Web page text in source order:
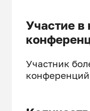
Участие в
Участник